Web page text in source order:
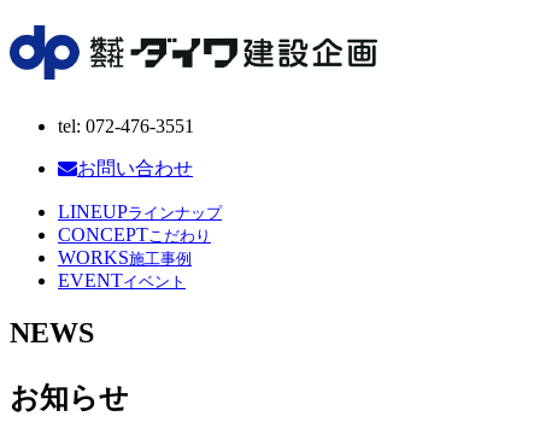
tel: 072-476-3551
お問い合わせ
LINEUPラインナップ
CONCEPT こだわり
WORKS施工事例
EVENTイベント
NEWS
お知らせ